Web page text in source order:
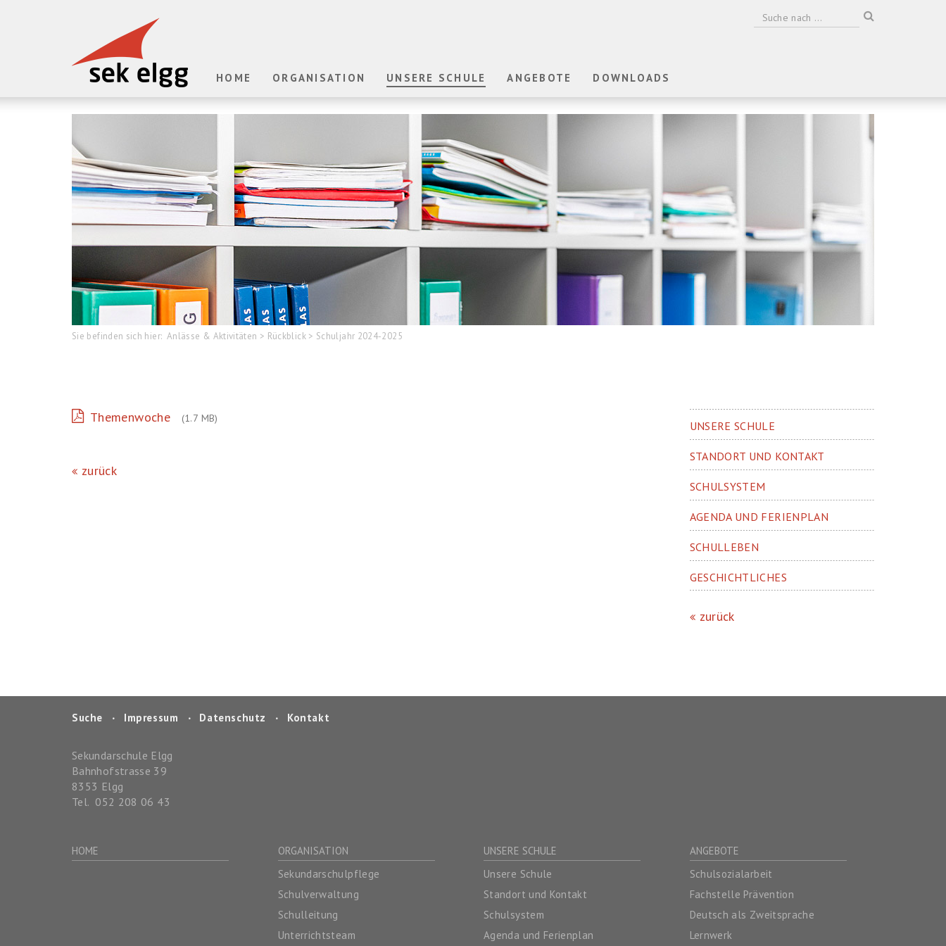
HOME ORGANISATION UNSERE SCHULE ANGEBOTE DOWNLOADS
Sie befinden sich hier: Anlässe & Aktivitäten > Rückblick > Schuljahr 2024-2025
Themenwoche (1.7 MB)
zurück
UNSERE SCHULE
STANDORT UND KONTAKT
SCHULSYSTEM
AGENDA UND FERIENPLAN
SCHULLEBEN
GESCHICHTLICHES
zurück
Suche ‧ Impressum ‧ Datenschutz ‧ Kontakt
Sekundarschule Elgg
Bahnhofstrasse 39
8353 Elgg
Tel. 052 208 06 43
HOME
ORGANISATION
Sekundarschulpflege
Schulverwaltung
Schulleitung
Unterrichtsteam
UNSERE SCHULE
Unsere Schule
Standort und Kontakt
Schulsystem
Agenda und Ferienplan
ANGEBOTE
Schulsozialarbeit
Fachstelle Prävention
Deutsch als Zweitsprache
Lernwerk